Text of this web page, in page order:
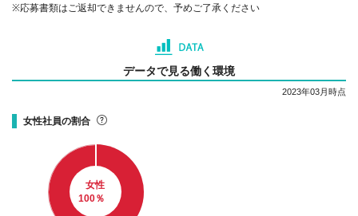
※応募書類はご返却できませんので、予めご了承ください
データで見る働く環境
2023年03月時点
女性社員の割合
女性
100％